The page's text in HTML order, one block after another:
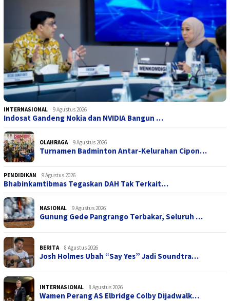
INTERNASIONAL 9 Agustus 2026
Indosat Gandeng Nokia dan NVIDIA Bangun …
OLAHRAGA 9 Agustus 2026
Turnamen Badminton Antar-Kelurahan Cipon…
PENDIDIKAN 9 Agustus 2026
Bhabinkamtibmas Tegaskan DAH Tak Terkait…
NASIONAL 9 Agustus 2026
Gunung Gede Pangrango Terbakar, Seluruh …
BERITA 8 Agustus 2026
Josh Holmes Ubah “Say Yes” Jadi Soundtra…
INTERNASIONAL 8 Agustus 2026
Wamen Perang AS Elbridge Colby Dijadwalk…